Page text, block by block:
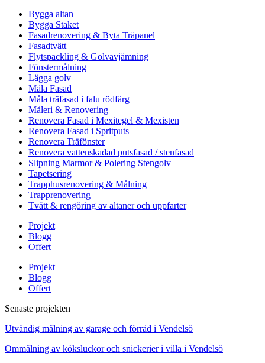
Bygga altan
Bygga Staket
Fasadrenovering & Byta Träpanel
Fasadtvätt
Flytspackling & Golvavjämning
Fönstermålning
Lägga golv
Måla Fasad
Måla träfasad i falu rödfärg
Måleri & Renovering
Renovera Fasad i Mexitegel & Mexisten
Renovera Fasad i Spritputs
Renovera Träfönster
Renovera vattenskadad putsfasad / stenfasad
Slipning Marmor & Polering Stengolv
Tapetsering
Trapphusrenovering & Målning
Trapprenovering
Tvätt & rengöring av altaner och uppfarter
Projekt
Blogg
Offert
Projekt
Blogg
Offert
Senaste projekten
Utvändig målning av garage och förråd i Vendelsö
Ommålning av köksluckor och snickerier i villa i Vendelsö